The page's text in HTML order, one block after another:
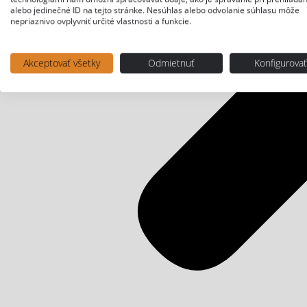
alebo jedinečné ID na tejto stránke. Nesúhlas alebo odvolanie súhlasu môže
nepriaznivo ovplyvniť určité vlastnosti a funkcie.
Akceptovať všetky Odmietnuť Konfigurovať